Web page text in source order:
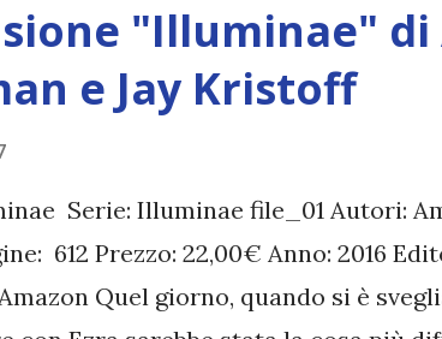
quattro anni di blogging.
"Illuminae" di
e Jay Kristoff
Serie: Illuminae file_01 Autori:
612 Prezzo: 22,00€ Anno: 2016
Quel giorno, quando si è